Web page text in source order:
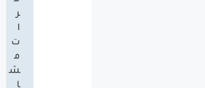
ر
ا
ت
م
ش
ا